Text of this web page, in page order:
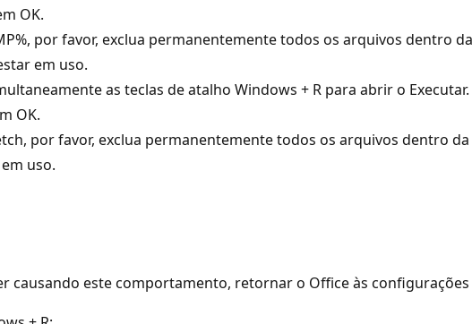
OK.
por favor, exclua permanentemente todos os arquivos dentro
em uso.
as teclas de atalho Windows + R para abrir o Executar.
OK.
por favor, exclua permanentemente todos os arquivos dentro
uso.
causando este comportamento, retornar o Office às